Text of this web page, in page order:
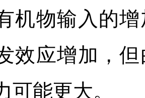
机物输入的
效应增加，
可能更大。